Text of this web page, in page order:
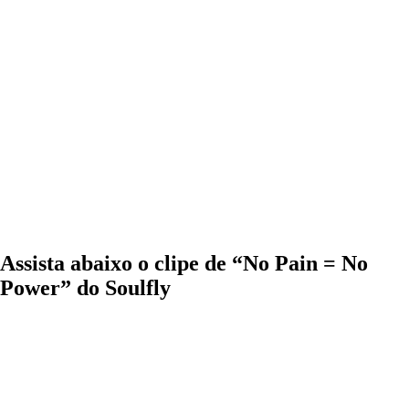
Assista abaixo o clipe de “No Pain = No
Power” do Soulfly